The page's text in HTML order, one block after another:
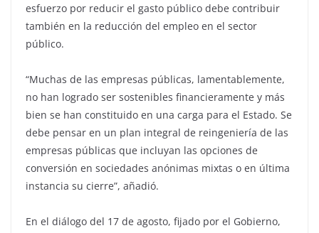
esfuerzo por reducir el gasto público debe contribuir
también en la reducción del empleo en el sector
público.
“Muchas de las empresas públicas, lamentablemente,
no han logrado ser sostenibles financieramente y más
bien se han constituido en una carga para el Estado. Se
debe pensar en un plan integral de reingeniería de las
empresas públicas que incluyan las opciones de
conversión en sociedades anónimas mixtas o en última
instancia su cierre”, añadió.
En el diálogo del 17 de agosto, fijado por el Gobierno,